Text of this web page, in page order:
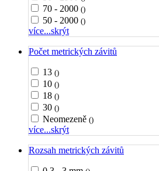
70 - 2000 ()
50 - 2000 ()
více...skrýt
Počet metrických závitů
13 ()
10 ()
18 ()
30 ()
Neomezeně ()
více...skrýt
Rozsah metrických závitů